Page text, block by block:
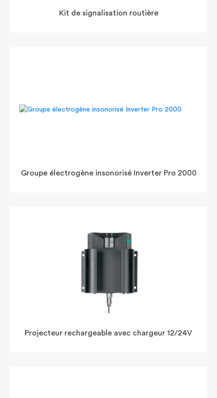
Kit de signalisation routière
Groupe électrogène insonorisé Inverter Pro 2000
Projecteur rechargeable avec chargeur 12/24V